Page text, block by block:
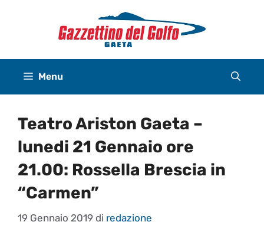
Menu
Teatro Ariston Gaeta –
lunedi 21 Gennaio ore
21.00: Rossella Brescia in
“Carmen”
19 Gennaio 2019 di redazione